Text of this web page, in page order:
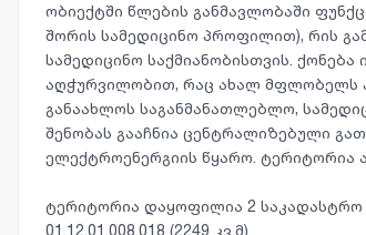
ობიექტში წლების განმავლობაში
შორის სამედიცინო პროფილით), რის
სამედიცინო საქმიანობისთვის.
აღჭურვილობით, რაც ახალ მფლობელს
განაახლოს საგანმანათლებლო,
შენობას გააჩნია ცენტრალიზებული
ელექტროენერგიის წყარო. ტერიტორია
ტერიტორია დაყოფილია 2
01.12.01.008.018 (2249 კვ.მ)